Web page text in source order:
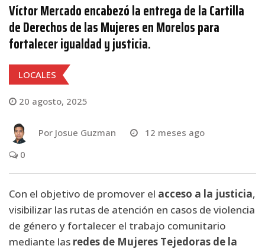
Víctor Mercado encabezó la entrega de la Cartilla
de Derechos de las Mujeres en Morelos para
fortalecer igualdad y justicia.
LOCALES
20 agosto, 2025
Por Josue Guzman
12 meses ago
0
Con el objetivo de promover el acceso a la justicia,
visibilizar las rutas de atención en casos de violencia
de género y fortalecer el trabajo comunitario
mediante las redes de Mujeres Tejedoras de la